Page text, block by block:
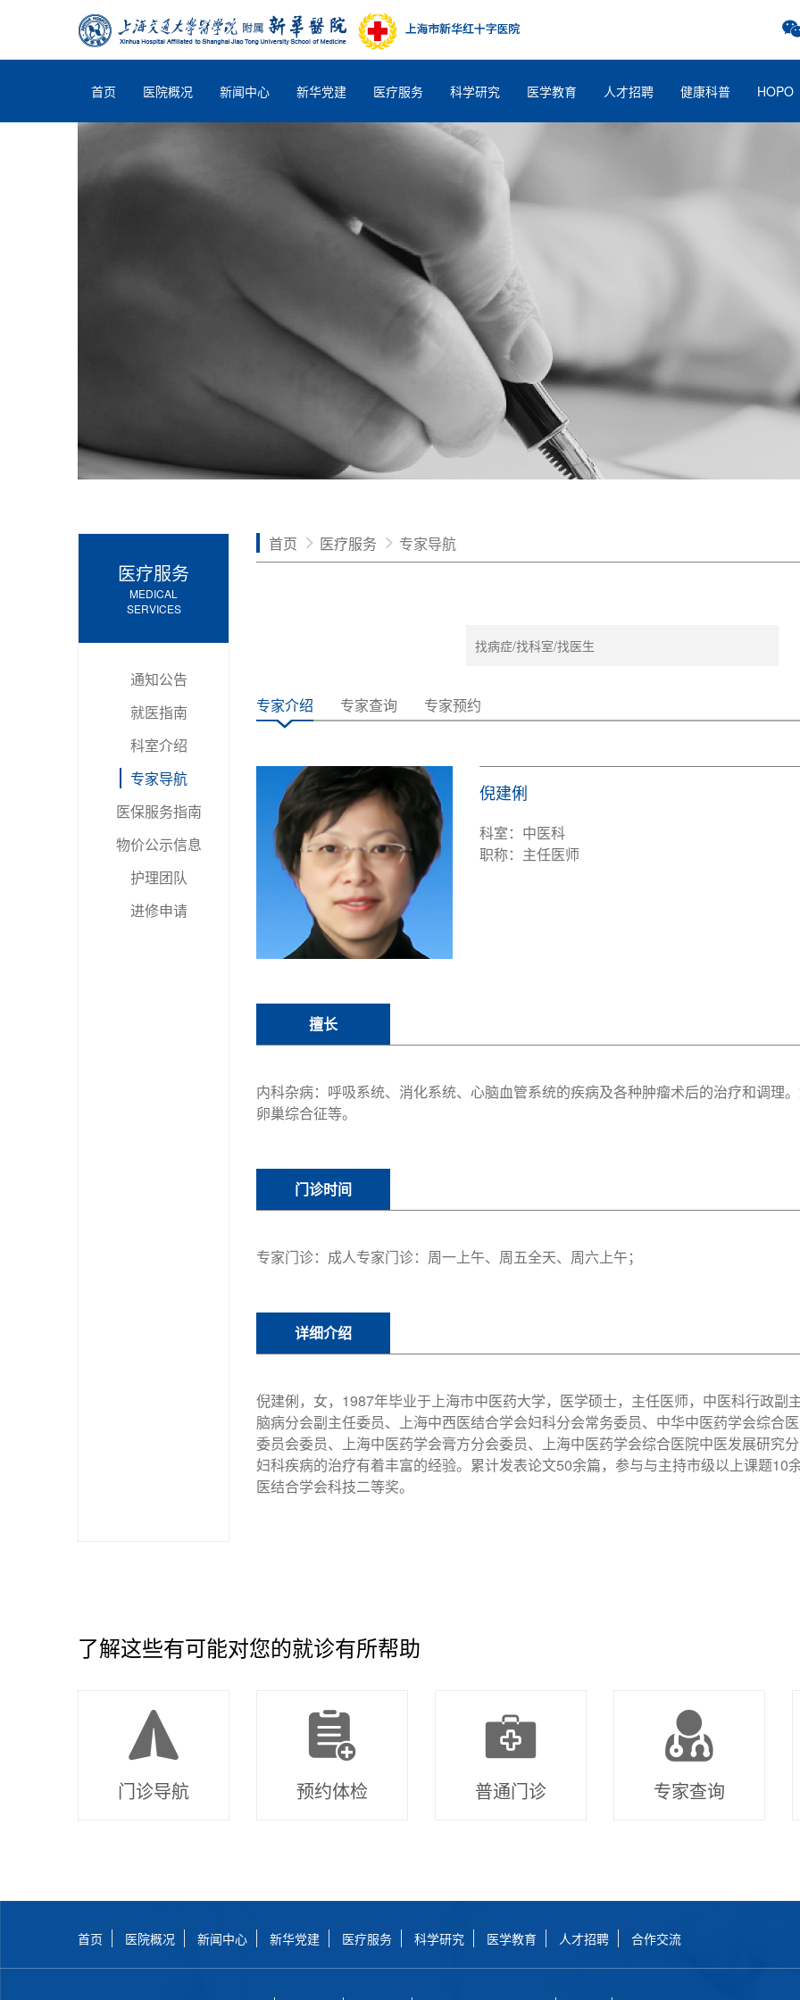
首页 医院概况 新闻中心 新华党建 医疗服务 科学研究 医学教育 人才招聘 健康科普 HOPO
医疗服务
MEDICAL
SERVICES
通知公告
就医指南
科室介绍
专家导航
医保服务指南
物价公示信息
护理团队
进修申请
首页 医疗服务 专家导航
专家介绍 专家查询 专家预约
倪建俐
科室：中医科
职称：主任医师
擅长
内科杂病：呼吸系统、消化系统、心脑血管系统的疾病及各种肿瘤术后的治疗和调理
卵巢综合征等。
门诊时间
专家门诊：成人专家门诊：周一上午、周五全天、周六上午；
详细介绍
倪建俐，女，1987年毕业于上海市中医药大学，医学硕士，主任医师，中医科行政副
脑病分会副主任委员、上海中西医结合学会妇科分会常务委员、中华中医药学会综合
委员会委员、上海中医药学会膏方分会委员、上海中医药学会综合医院中医发展研究
妇科疾病的治疗有着丰富的经验。累计发表论文50余篇，参与与主持市级以上课题10
医结合学会科技二等奖。
了解这些有可能对您的就诊有所帮助
门诊导航 预约体检 普通门诊 专家查询
首页 医院概况 新闻中心 新华党建 医疗服务 科学研究 医学教育 人才招聘 合作交流